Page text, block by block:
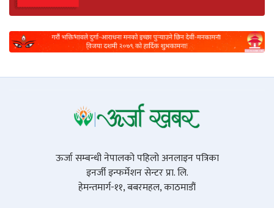
ऊर्जा सम्बन्धी नेपालको पहिलो अनलाइन पत्रिका
इनर्जी इन्फर्मेशन सेन्टर प्रा. लि.
हेमन्तमार्ग-११, बबरमहल, काठमाडौं